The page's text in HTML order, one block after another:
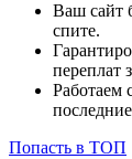
Ваш сайт
спите.
переплат
Работаем
последние
Попасть в ТОП